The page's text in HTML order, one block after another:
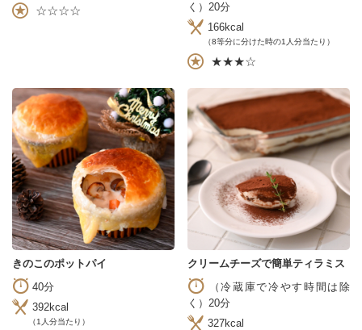
☆☆☆☆
く）20分
166kcal
（8等分に分けた時の1人分当たり）
★★★☆
きのこのポットパイ
40分
392kcal
（1人分当たり）
クリームチーズで簡単ティラミス
（冷蔵庫で冷やす時間は除
く）20分
327kcal